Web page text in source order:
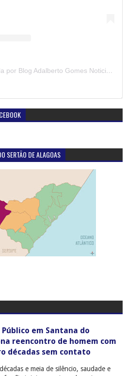
Uma publicação partilhada por Blog Adalberto Gomes Noticias (@blogadalbertogomesnoticiass)
SERTÃO DE ALAGOAS
em Santana do
reencontro de homem com
décadas sem contato
e meia de silêncio, saudade e